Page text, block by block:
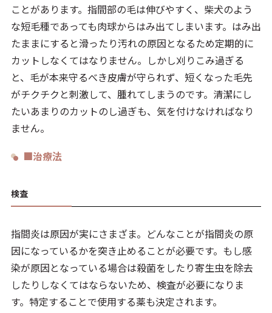
ことがあります。指間部の毛は伸びやすく、柴犬のよう
な短毛種であっても肉球からはみ出てしまいます。はみ出
たままにすると滑ったり汚れの原因となるため定期的に
カットしなくてはなりません。しかし刈りこみ過ぎる
と、毛が本来守るべき皮膚が守られず、短くなった毛先
がチクチクと刺激して、腫れてしまうのです。清潔にし
たいあまりのカットのし過ぎも、気を付けなければなり
ません。
■治療法
検査
指間炎は原因が実にさまざま。どんなことが指間炎の原
因になっているかを突き止めることが必要です。もし感
染が原因となっている場合は殺菌をしたり寄生虫を除去
したりしなくてはならないため、検査が必要になりま
す。特定することで使用する薬も決定されます。